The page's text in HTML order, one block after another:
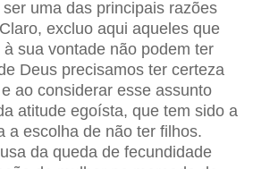
uma das principais razões
excluo aqui aqueles que
sua vontade não podem ter
Deus precisamos ter certeza
ao considerar esse assunto
atitude egoísta, que tem sido a
a escolha de não ter filhos.
da queda de fecundidade